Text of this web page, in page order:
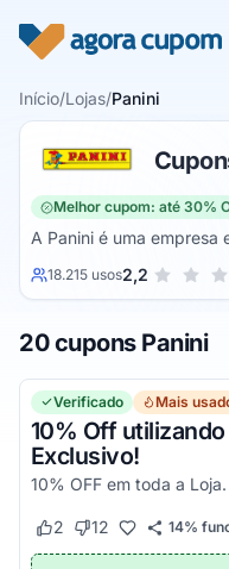
Início/Lojas/Panini
Melhor cupom: até 30%
A Panini é uma empresa
histórias em quadrinhos
mangás, comics, álbuns
sobre o Campeonato
sediada na Itália, conta
produtos, com produtos
DC, Turma da Mônica e
18.215 usos2,2Sua nota
2
1 estrela
20 cupons Panini
Verificado Mais
10% Off
Exclusivo!
Este cupom funcionou
2 Este cupom não
12 14%